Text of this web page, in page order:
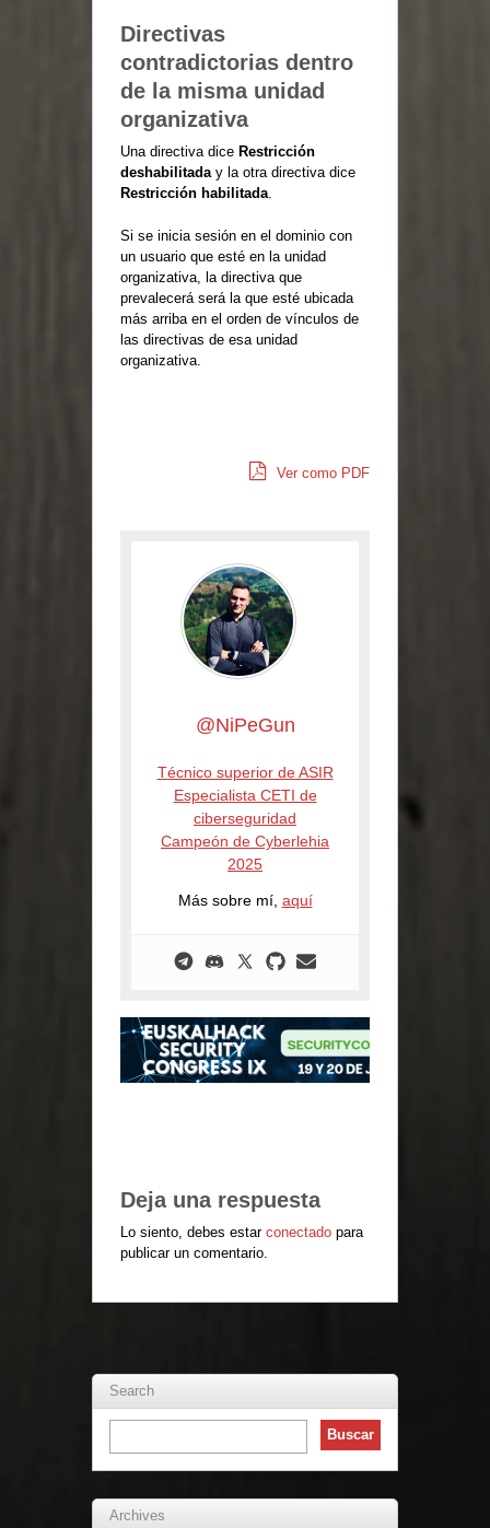
Directivas
contradictorias dentro
de la misma unidad
organizativa
Una directiva dice Restricción
deshabilitaday la otra directiva dice
Restricción habilitada.
Si se inicia sesión en el dominio con
un usuario que esté en la unidad
organizativa, la directiva que
prevalecerá será la que esté ubicada
más arriba en el orden de vínculos de
las directivas de esa unidad
organizativa.
Ver como PDF
@NiPeGun
Técnico superior de ASIR
Especialista CETI de
ciberseguridad
Campeón de Cyberlehia
2025
Más sobre mí, aquí
Deja una respuesta
Lo siento, debes estar conectado para
publicar un comentario.
Search
Archives